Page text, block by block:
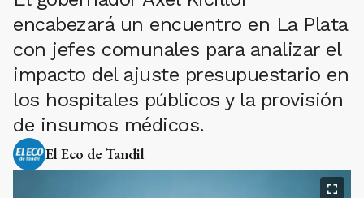
encabezará un encuentro en La Plata
con jefes comunales para analizar el
impacto del ajuste presupuestario en
los hospitales públicos y la provisión
de insumos médicos.
El Eco de Tandil